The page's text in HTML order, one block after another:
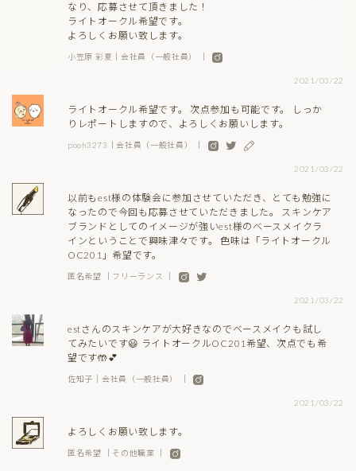
なり、応募させて頂きました！
ライトオークル希望です。
よろしくお願い致します。
小笠原 彩夏｜会社員（一般社員） ｜
2021/03/22
ライトオークル希望です。 次点参加も可能です。 しっか
りレポートしますので、よろしくお願いします。
pooh3273｜会社員（一般社員） ｜
2021/03/22
以前もest様の体験会に参加させていただき、とても勉強に
なったので今回も応募させていただきました。 スキンケア
ブランドとしてのイメージが強いest様のベースメイクラ
インということで興味津々です。 色味は「ライトオークル
OC201」希望です。
匿名希望 ｜フリーランス ｜
2021/03/22
estさんのスキンケアが大好きなのでベースメイクも試し
てみたいです😃 ライトオークルOC201希望、次点でも希
望です🤲💕
佐知子｜会社員（一般社員） ｜
2021/03/22
よろしくお願い致します。
匿名希望 ｜その他職業 ｜